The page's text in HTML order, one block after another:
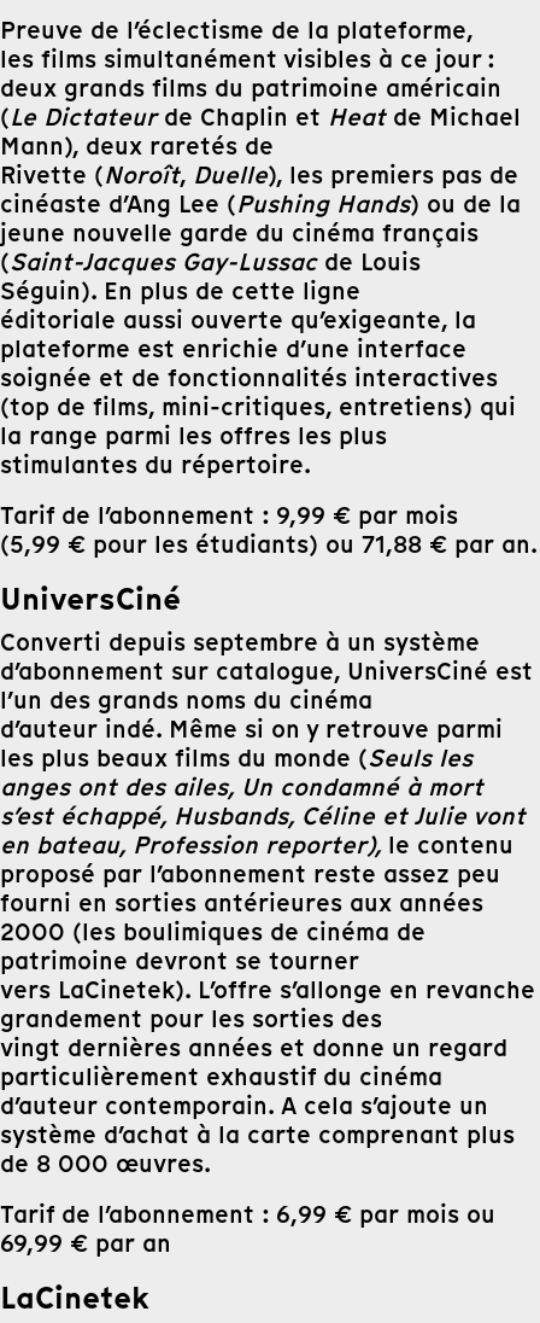
Preuve de l’éclectisme de la plateforme,
les films simultanément visibles à ce jour :
deux grands films du patrimoine américain
(Le Dictateurde Chaplin et Heatde Michael
Mann), deux raretés de
Rivette (Noroît, Duelle), les premiers pas de
cinéaste d’Ang Lee (Pushing Hands) ou de la
jeune nouvelle garde du cinéma français
(Saint-Jacques Gay-Lussacde Louis
Séguin). En plus de cette ligne
éditoriale aussi ouverte qu’exigeante, la
plateforme est enrichie d’une interface
soignée et de fonctionnalités interactives
(top de films, mini-critiques, entretiens) qui
la range parmi les offres les plus
stimulantes du répertoire.
Tarif de l’abonnement : 9,99 € par mois
(5,99 € pour les étudiants) ou 71,88 € par an.
UniversCiné
Converti depuis septembre à un système
d’abonnement sur catalogue, UniversCiné est
l’un des grands noms du cinéma
d’auteur indé. Même si on y retrouve parmi
les plus beaux films du monde (Seuls les
anges ont des ailes, Un condamné à mort
s’est échappé, Husbands, Céline et Julie vont
en bateau, Profession reporter), le contenu
proposé par l’abonnement reste assez peu
fourni en sorties antérieures aux années
2000 (les boulimiques de cinéma de
patrimoine devront se tourner
vers LaCinetek). L’offre s’allonge en revanche
grandement pour les sorties des
vingt dernières années et donne un regard
particulièrement exhaustif du cinéma
d’auteur contemporain. A cela s’ajoute un
système d’achat à la carte comprenant plus
de 8 000 œuvres.
Tarif de l’abonnement : 6,99 € par mois ou
69,99 € par an
LaCinetek